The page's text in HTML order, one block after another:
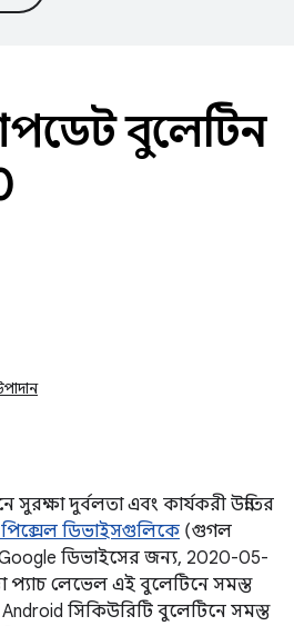
বুলেটিন
দুর্বলতা এবং কার্যকরী উন্নতির
পিক্সেল ডিভাইসগুলিকে (গুগল
ডিভাইসের জন্য, 2020-05-
প্যাচ লেভেল এই বুলেটিনে সমস্ত
সিকিউরিটি বুলেটিনে সমস্ত